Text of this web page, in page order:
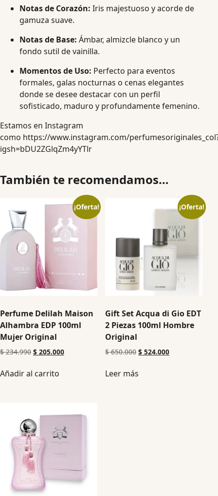
Notas de Corazón: Iris majestuoso y acorde de
gamuza suave.
Notas de Base: Ámbar, almizcle blanco y un
fondo sutil de vainilla.
Momentos de Uso: Perfecto para eventos
formales, galas nocturnas o cenas elegantes
donde se desee destacar con un perfil
sofisticado, maduro y profundamente femenino.
Estamos en Instagram
como https://www.instagram.com/
igsh=bDU2ZGlqZm4yYTlr
También te recomendamos…
¡Oferta!
Perfume Delilah Maison
Alhambra EDP 100ml
Mujer Original
$234.990 $ 205.000
Añadir al carrito
¡Oferta!
Gift Set Acqua di Gio EDT
2 Piezas 100ml Hombre
Original
$650.000 $ 524.000
Leer más